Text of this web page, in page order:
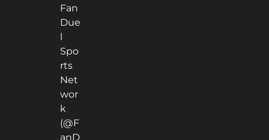
Fan
Due
l
Spo
rts
Net
wor
k
(@F
anD